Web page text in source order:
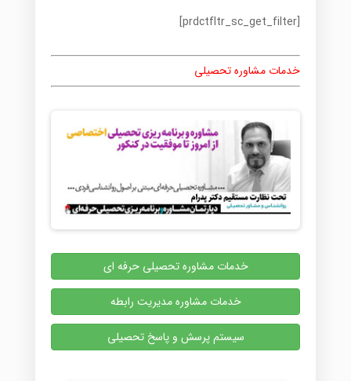
[prdctfltr_sc_get_filter]
خدمات مشاوره تحصیلی
خدمات مشاوره تحصیلی حرفه ای
خدمات مشاوره مدیریت رابطه
سیستم پرسش و پاسخ تحصیلی